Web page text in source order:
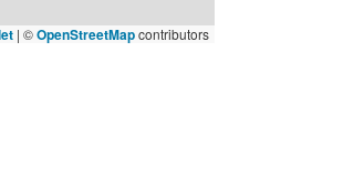
| ©OpenStreetMapcontributors